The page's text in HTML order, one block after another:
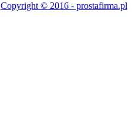
Copyright © 2016 - prostafirma.pl